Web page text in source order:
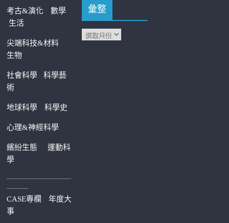
考古&演化
數學
生活
尖端科技&材料
生物
社會科學科學藝
術
地球科學 科學史
心理&神經科學
繽紛生態運動科
學
—————————
———
CASE專欄
年度大
事
彙整